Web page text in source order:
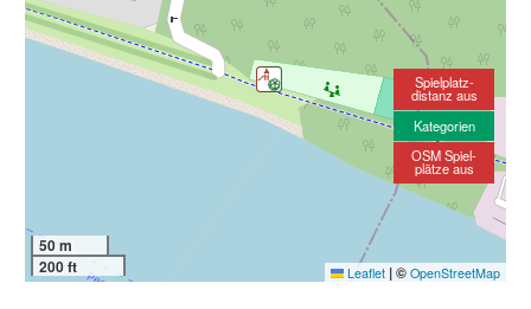
50 m
200 ft
Leaflet |© OpenStreetMap
Spielplatz-
distanz aus
Kategorien
OSM Spiel-
plätze aus